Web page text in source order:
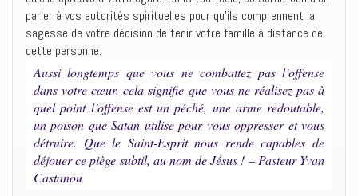
parler à vos autorités spirituelles pour qu’ils comprennent la
sagesse de votre décision de tenir votre famille à distance de
cette personne.
Aussi longtemps que vous ne combattez pas l’offense
dans votre cœur, cela signifie que vous ne réalisez pas à
quel point l’offense est un péché, une arme redoutable,
un poison que Satan utilise pour vous oppresser et vous
détruire. Que le Saint-Esprit nous rende capables de
déjouer ce piège subtil, au nom de Jésus ! – Pasteur Yvan
Castanou